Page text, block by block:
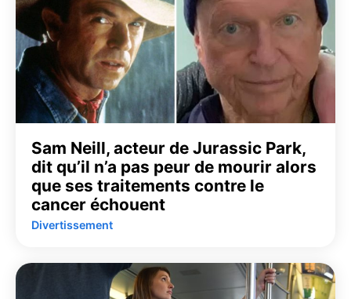
Sam Neill, acteur de Jurassic Park,
dit qu’il n’a pas peur de mourir alors
que ses traitements contre le
cancer échouent
Divertissement